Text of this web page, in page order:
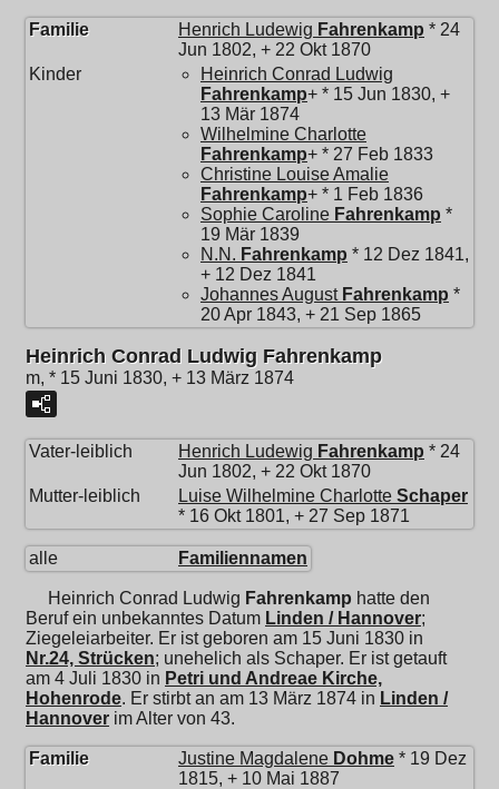
Familie Henrich Ludewig Fahrenkamp * 24
Jun 1802, + 22 Okt 1870
Kinder
Heinrich Conrad Ludwig
Fahrenkamp+ * 15 Jun 1830, +
13 Mär 1874
Wilhelmine Charlotte
Fahrenkamp+ * 27 Feb 1833
Christine Louise Amalie
Fahrenkamp+ * 1 Feb 1836
Sophie Caroline Fahrenkamp *
19 Mär 1839
N.N. Fahrenkamp * 12 Dez 1841,
+ 12 Dez 1841
Johannes August Fahrenkamp *
20 Apr 1843, + 21 Sep 1865
Heinrich Conrad Ludwig Fahrenkamp
m, * 15 Juni 1830, + 13 März 1874
Vater-leiblich Henrich Ludewig Fahrenkamp * 24
Jun 1802, + 22 Okt 1870
Mutter-leiblich
Luise Wilhelmine Charlotte Schaper
* 16 Okt 1801, + 27 Sep 1871
alle Familiennamen
Heinrich Conrad Ludwig Fahrenkamp hatte den
Beruf ein unbekanntes Datum Linden / Hannover;
Ziegeleiarbeiter. Er ist geboren am 15 Juni 1830 in
Nr.24, Strücken; unehelich als Schaper. Er ist getauft
am 4 Juli 1830 in Petri und Andreae Kirche,
Hohenrode. Er stirbt an am 13 März 1874 in Linden /
Hannover im Alter von 43.
Familie Justine Magdalene Dohme * 19 Dez
1815, + 10 Mai 1887